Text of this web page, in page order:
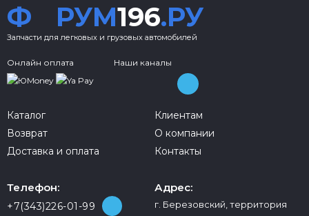
Ф РУМ196.РУ
Запчасти для легковых и грузовых автомобилей
Онлайн оплата Наши каналы
Каталог
Возврат
Доставка и оплата
Клиентам
О компании
Контакты
Телефон:
+7(343)226-01-99
Адрес:
г. Березовский, территория